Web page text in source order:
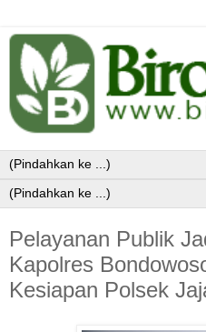
Pelayanan Publik
Kapolres
Kesiapan Polsek